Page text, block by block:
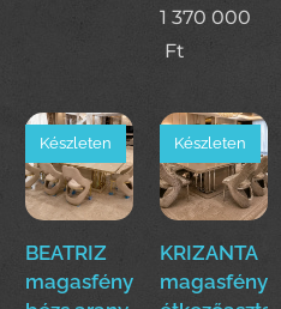
1 370 000
Ft
BEATRIZ
magasfényű
Készleten
KRIZANTA
magasfényű
Készleten